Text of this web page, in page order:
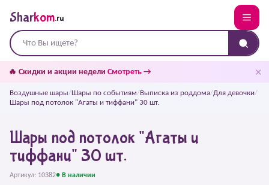
Sharkom.ru
🔥 Скидки и акции недели Смотреть → ✕
Воздушные шары/Шары по событиям/Выписка из роддома/Для девочки/
Шары под потолок "Агаты и тиффани" 30 шт.
Шары под потолок "Агаты и
тиффани" 30 шт.
Артикул: 10382● В наличии